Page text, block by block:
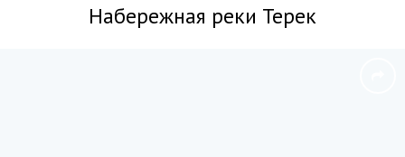
Набережная реки Терек